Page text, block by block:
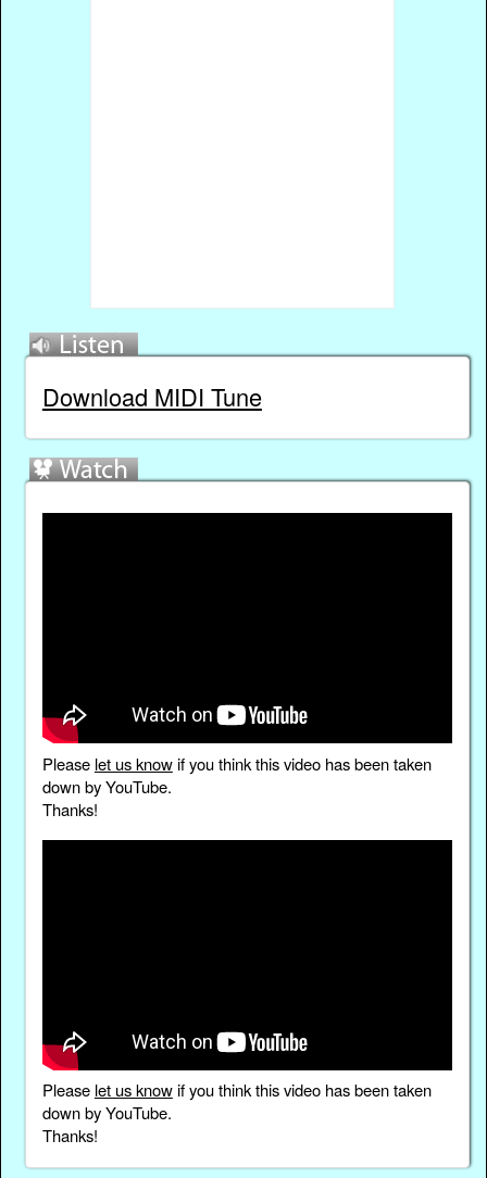
Download MIDI Tune
Please let us knowif you think this video has been taken
down by YouTube.
Thanks!
Please let us knowif you think this video has been taken
down by YouTube.
Thanks!